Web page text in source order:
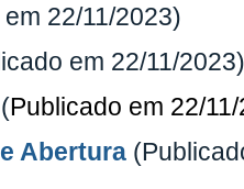
22/11/2023)
em 22/11/
(Publicado em 22/
Abertura